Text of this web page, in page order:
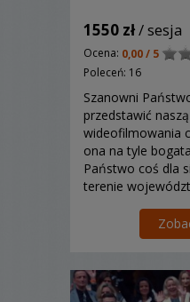
1550 zł/ sesja
Ocena: 0,00 / 5
Poleceń: 16
Szanowni
przedstawić
wideofilmowania
ona na tyle
Państwo coś dla
terenie
gdziekolwiek